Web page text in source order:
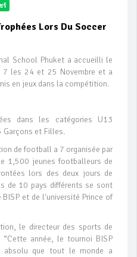
Lors Du Soccer
School Phuket a accueilli le
les 24 et 25 Novembre et a
en jeux dans la compétition.
dans les catégories U13
Garçons et Filles.
de football a 7 organisée par
1,500 jeunes footballeurs de
lors des deux jours de
de 10 pays différents se sont
et de l'université Prince of
le directeur des sports de
année, le tournoi BISP
que tout le monde a